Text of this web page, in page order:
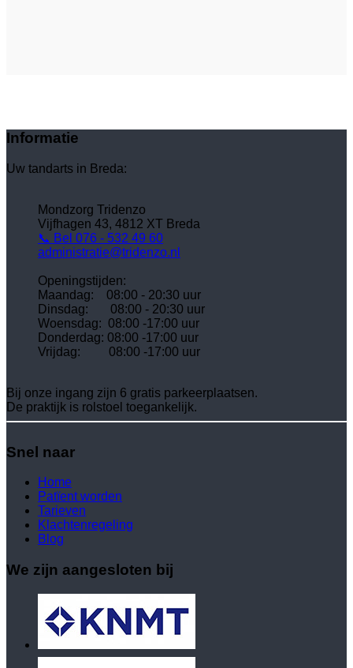
Informatie
Uw tandarts in Breda:
Mondzorg Tridenzo
Vijfhagen 43, 4812 XT Breda
📞 Bel 076 - 532 49 60
administratie@tridenzo.nl
Openingstijden:
Maandag: 08:00 - 20:30 uur
Dinsdag: 08:00 - 20:30 uur
Woensdag: 08:00 -17:00 uur
Donderdag: 08:00 -17:00 uur
Vrijdag: 08:00 -17:00 uur
Bij onze ingang zijn 6 gratis parkeerplaatsen.
De praktijk is rolstoel toegankelijk.
Snel naar
Home
Patïent worden
Tarieven
Klachtenregeling
Blog
We zijn aangesloten bij